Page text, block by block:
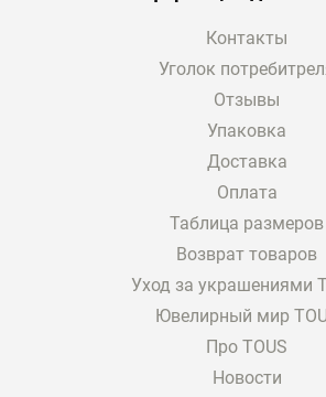
Контакты
Уголок
Отзывы
Упаковка
Доставка
Оплата
Таблица размеров
Возврат товаров
Уход за украшениями
Ювелирный мир
Про TOUS
Новости